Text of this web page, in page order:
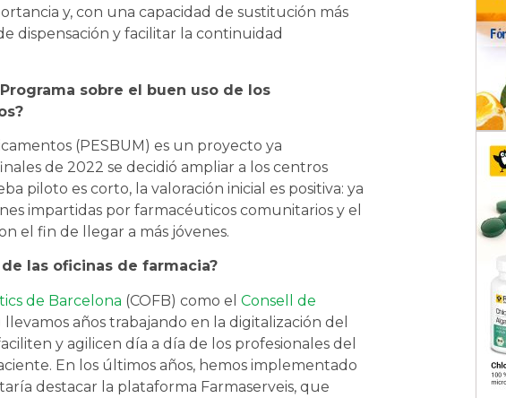
y, con una capacidad de sustitución más
dispensación y facilitar la continuidad
sobre el buen uso de los
(PESBUM) es un proyecto ya
de 2022 se decidió ampliar a los centros
piloto es corto, la valoración inicial es positiva: ya
impartidas por farmacéuticos comunitarios y el
el fin de llegar a más jóvenes.
las oficinas de farmacia?
de Barcelona (COFB) como el Consell de
llevamos años trabajando en la digitalización del
y agilicen día a día de los profesionales del
En los últimos años, hemos implementado
destacar la plataforma Farmaserveis, que